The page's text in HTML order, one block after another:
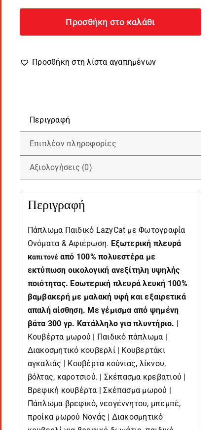
LazyCat
ποσότητα
Προσθήκη στο καλάθι
Προσθήκη στη λίστα αγαπημένων
Περιγραφή
Επιπλέον πληροφορίες
Αξιολογήσεις (0)
Περιγραφή
Πάπλωμα Παιδικό LazyCat με Φωτογραφία
Ονόματα & Αφιέρωση. Εξωτερική πλευρά
καπιτονέ από 100% πολυεστέρα με
εκτύπωση οικολογική ανεξίτηλη υψηλής
ποιότητας. Εσωτερική πλευρά λευκή 100%
βαμβακερή με μαλακή υφή και εξαιρετικά
απαλή αίσθηση. Με γέμισμα από ψημένη
βάτα 300 γρ. Κατάλληλο για πλυντήριο. |
Κουβέρτα μωρού | Παιδικό πάπλωμα |
Διακοσμητικό κουβερλί | Κουβερτάκι
αγκαλιάς | Κουβέρτα κούνιας, λίκνου,
βόλτας, καροτσιού. | Σκέπασμα κρεβατιού |
Βρεφική κουβέρτα | Σκέπασμα μωρού |
Πάπλωμα βρεφικό, νεογέννητου, μπεμπέ,
προίκα μωρού Νονάς | Διακοσμητικό